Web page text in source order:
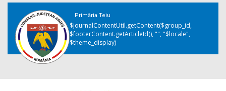
Primăria Teiu
$journalContentUtil.getContent($group_id,
$footerContent.getArticleId(), "", "$locale",
$theme_display)